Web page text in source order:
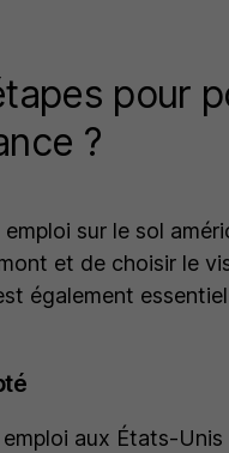
pour
?
emploi sur le sol
et de choisir le
également
aux États-